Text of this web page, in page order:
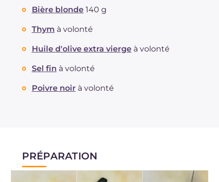
Bière blonde 140 g
Thym à volonté
Huile d'olive extra vierge à volonté
Sel fin à volonté
Poivre noir à volonté
PRÉPARATION